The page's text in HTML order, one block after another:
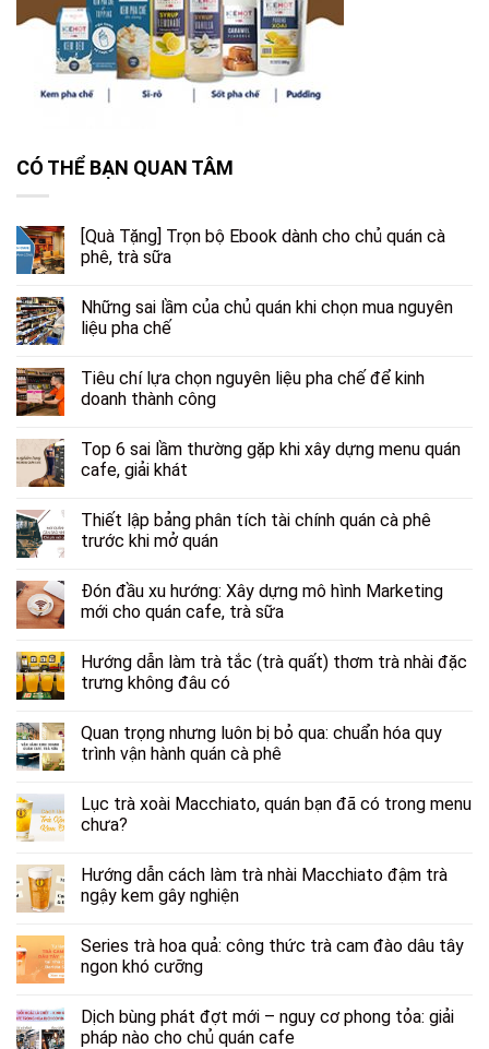
CÓ THỂ BẠN QUAN TÂM
[Quà Tặng] Trọn bộ Ebook dành cho chủ quán cà
phê, trà sữa
Những sai lầm của chủ quán khi chọn mua nguyên
liệu pha chế
Tiêu chí lựa chọn nguyên liệu pha chế để kinh
doanh thành công
Top 6 sai lầm thường gặp khi xây dựng menu quán
cafe, giải khát
Thiết lập bảng phân tích tài chính quán cà phê
trước khi mở quán
Đón đầu xu hướng: Xây dựng mô hình Marketing
mới cho quán cafe, trà sữa
Hướng dẫn làm trà tắc (trà quất) thơm trà nhài đặc
trưng không đâu có
Quan trọng nhưng luôn bị bỏ qua: chuẩn hóa quy
trình vận hành quán cà phê
Lục trà xoài Macchiato, quán bạn đã có trong menu
chưa?
Hướng dẫn cách làm trà nhài Macchiato đậm trà
ngậy kem gây nghiện
Series trà hoa quả: công thức trà cam đào dâu tây
ngon khó cưỡng
Dịch bùng phát đợt mới – nguy cơ phong tỏa: giải
pháp nào cho chủ quán cafe